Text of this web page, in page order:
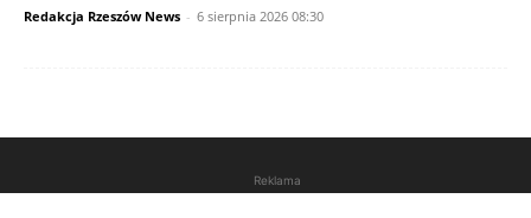
Redakcja Rzeszów News - 6 sierpnia 2026 08:30
Reklama